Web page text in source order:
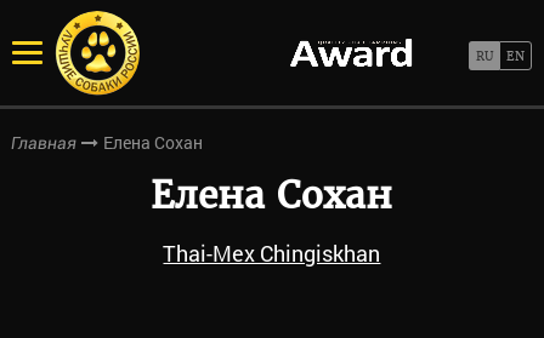
Главная Елена Сохан
Елена Сохан
Thai-Mex Chingiskhan